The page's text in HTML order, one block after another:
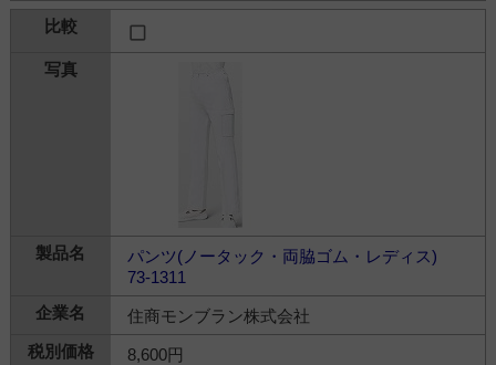
パンツ(ノータック・両脇ゴム・レディス)
73-1311
住商モンブラン株式会社
8,600円